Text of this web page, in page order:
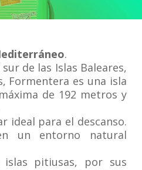
.
de las Islas Baleares,
Formentera es una isla
de 192 metros y
ideal para el descanso.
un entorno natural
pitiusas, por sus